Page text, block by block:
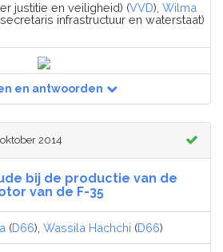
justitie en veiligheid) (VVD), Wilma
infrastructuur en waterstaat)
en antwoorden
2014
bij de productie van de
van de F-35
(D66), Wassila Hachchi (D66)